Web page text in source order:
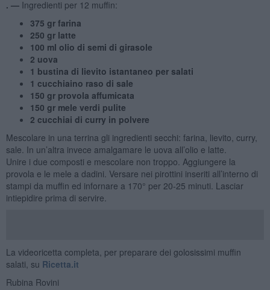
. — Ingredienti per 12 muffin:
375 gr farina
250 gr latte
100 ml olio di semi di girasole
2 uova
1 bustina di lievito istantaneo per salati
1 cucchiaino raso di sale
150 gr provola affumicata
150 gr mele verdi pulite
2 cucchiai di curry in polvere
Mescolare in una terrina gli ingredienti secchi: farina, lievito, curry,
sale. In un’altra invece amalgamare le uova all’olio e latte.
Unire i due composti e mescolare non troppo. Aggiungere la
provola e le mele a dadini. Versare nei pirottini inseriti all’interno di
stampi da muffin ed infornare a 170° per 20-25 minuti. Lasciar
intiepidire prima di servire.
La videoricetta completa, per preparare dei golosissimi muffin
salati, su Ricetta.it
Rubina Rovini